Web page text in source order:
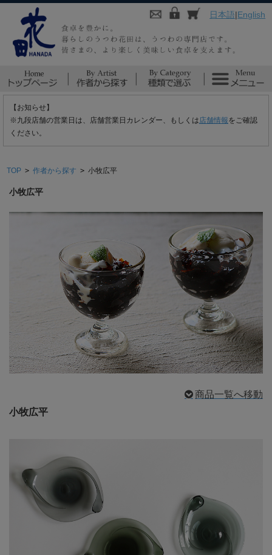
日本語|English
【お知らせ】
※九段店舗の営業日は、店舗営業日カレンダー、もしくは 店舗情報をご確認
ください。
TOP > 作者から探す > 小牧広平
小牧広平
商品一覧へ移動
小牧広平